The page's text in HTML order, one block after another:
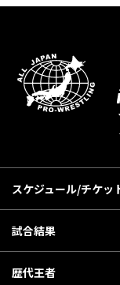
スケジュール/チケッ
歴代王者
試合結果